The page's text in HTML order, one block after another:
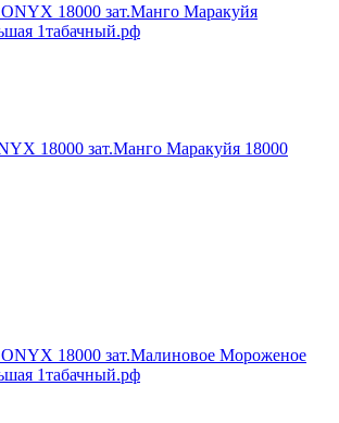
18000 зат.Манго Маракуйя 18000